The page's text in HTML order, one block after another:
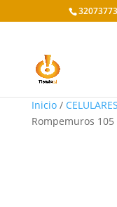
Inicio/
Rompemuros 105